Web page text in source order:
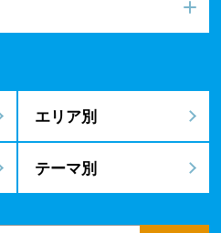
エリア別
テーマ別